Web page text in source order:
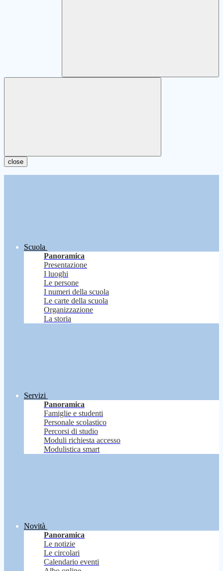
close
Scuola
Panoramica
Presentazione
I luoghi
Le persone
I numeri della scuola
Le carte della scuola
Organizzazione
La storia
Servizi
Panoramica
Famiglie e studenti
Personale scolastico
Percorsi di studio
Moduli richiesta accesso
Modulistica smart
Novità
Panoramica
Le notizie
Le circolari
Calendario eventi